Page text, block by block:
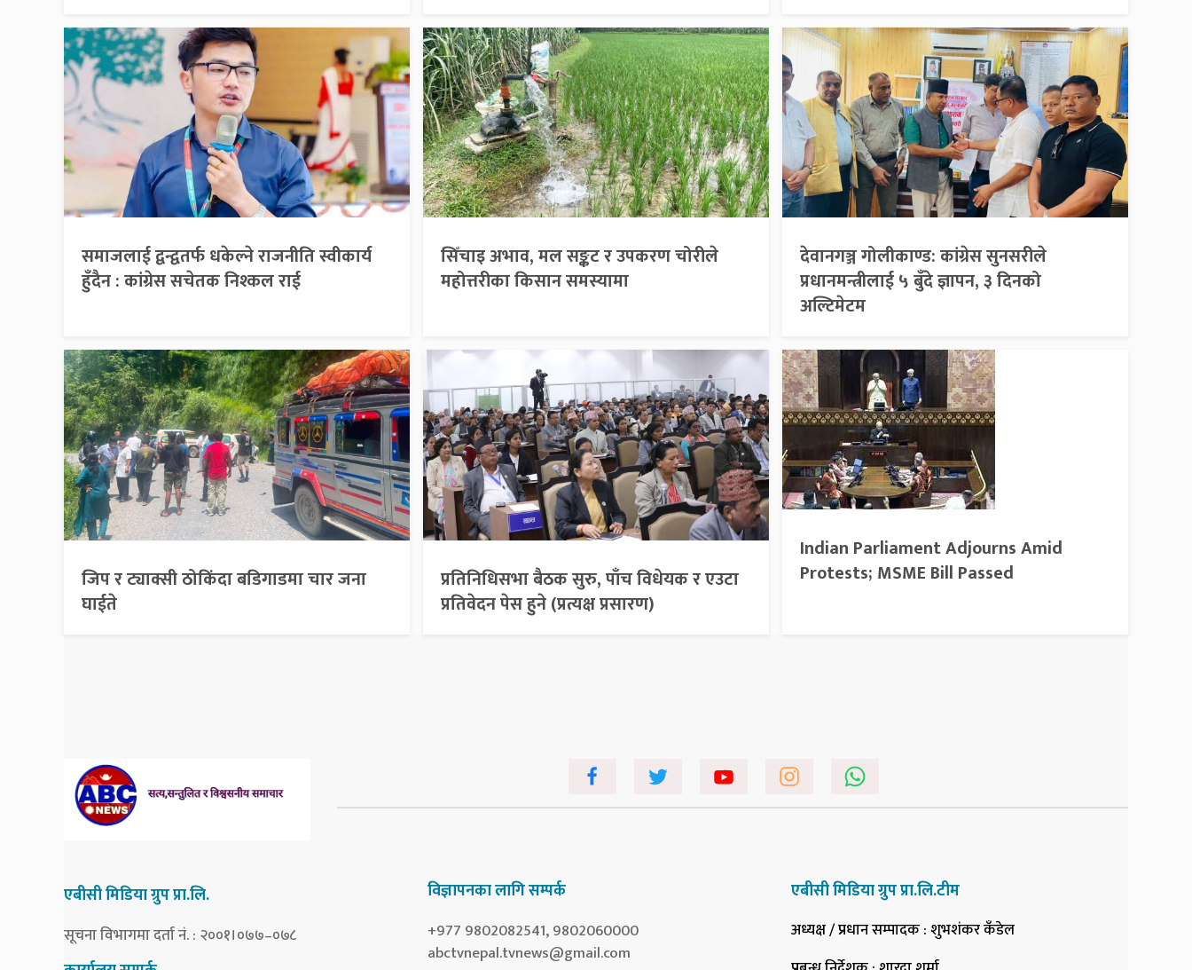
समाजलाई द्वन्द्वतर्फ धकेल्ने राजनीति स्वीकार्य
हुँदैन : कांग्रेस सचेतक निश्कल राई
सिँचाइ अभाव, मल सङ्कट र उपकरण चोरीले
महोत्तरीका किसान समस्यामा
देवानगञ्ज गोलीकाण्ड: कांग्रेस सुनसरीले
प्रधानमन्त्रीलाई ५ बुँदे ज्ञापन, ३ दिनको
अल्टिमेटम
जिप र ट्याक्सी ठोकिंदा बडिगाडमा चार जना
घाईते
प्रतिनिधिसभा बैठक सुरु, पाँच विधेयक र एउटा
प्रतिवेदन पेस हुने (प्रत्यक्ष प्रसारण)
Indian Parliament Adjourns Amid
Protests; MSME Bill Passed
एबीसी मिडिया ग्रुप प्रा.लि.
सूचना विभागमा दर्ता नं. : २००१।०७७–०७८
विज्ञापनका लागि सम्पर्क
+977 9802082541, 9802060000
abctvnepal.tvnews@gmail.com
एबीसी मिडिया ग्रुप प्रा.लि.टीम
अध्यक्ष / प्रधान सम्पादक: शुभशंकर कँडेल